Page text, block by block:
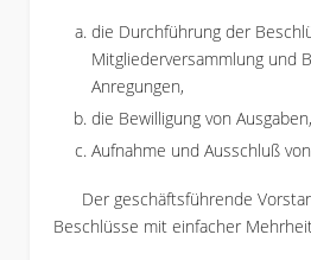
die Durchführung der
Mitgliederversammlung und
Anregungen,
die Bewilligung von Ausgaben,
Aufnahme und Ausschluß
Der geschäftsführende
Beschlüsse mit einfacher